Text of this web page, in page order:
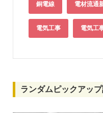
銅電線 電材流通
電気工事 電気工
ランダムピックアッ